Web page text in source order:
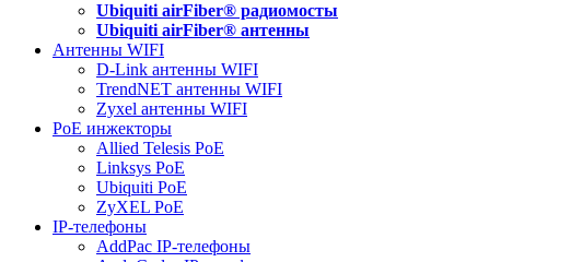
Ubiquiti airFiber® радиомосты
Ubiquiti airFiber® антенны
Антенны WIFI
D-Link антенны WIFI
TrendNET антенны WIFI
Zyxel антенны WIFI
PoE инжекторы
Allied Telesis PoE
Linksys PoE
Ubiquiti PoE
ZyXEL PoE
IP-телефоны
AddPac IP-телефоны